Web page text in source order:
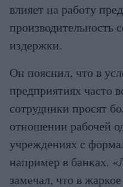
влияет на работу
производительность
издержки.
Он пояснил, что в
предприятиях часто
сотрудники просят
отношении рабочей
учреждениях с
например в банках.
замечал, что в